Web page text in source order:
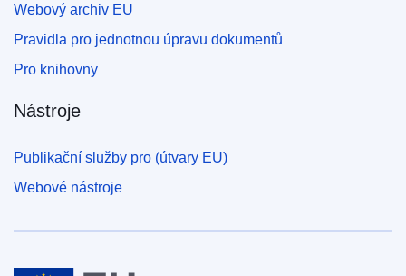
Webový archiv EU
Pravidla pro jednotnou úpravu dokumentů
Pro knihovny
Nástroje
Publikační služby pro (útvary EU)
Webové nástroje
Evropská unie